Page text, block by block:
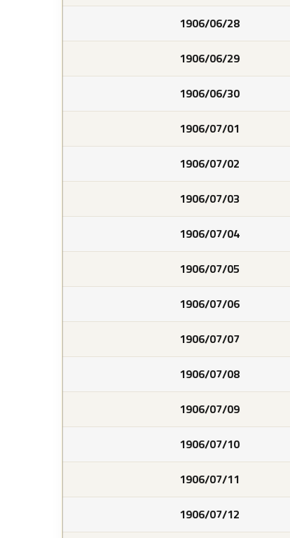
1906/06/28
1906/06/29
1906/06/30
1906/07/01
1906/07/02
1906/07/03
1906/07/04
1906/07/05
1906/07/06
1906/07/07
1906/07/08
1906/07/09
1906/07/10
1906/07/11
1906/07/12